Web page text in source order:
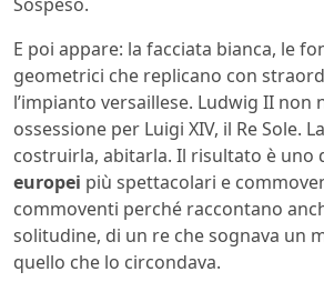
E poi appare: la facciata bianca, le
geometrici che replicano con
l’impianto versaillese. Ludwig II non
ossessione per Luigi XIV, il Re Sole.
costruirla, abitarla. Il risultato è uno
europei più spettacolari e
commoventi perché raccontano
solitudine, di un re che sognava un
quello che lo circondava.